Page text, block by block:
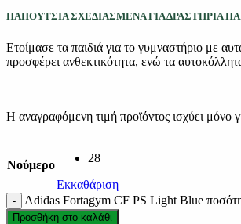
ΠΑΠΟΥΤΣΙΑ ΣΧΕΔΙΑΣΜΕΝΑ ΓΙΑ ΔΡΑΣΤΗΡΙΑ
Ετοίμασε τα παιδιά για το γυμναστήριο με
προσφέρει ανθεκτικότητα, ενώ τα
Η αναγραφόμενη τιμή προϊόντος ισχύει μόνο
Νούμερο
28
Εκκαθάριση
Adidas Fortagym CF PS Light Blue
Προσθήκη στο καλάθι